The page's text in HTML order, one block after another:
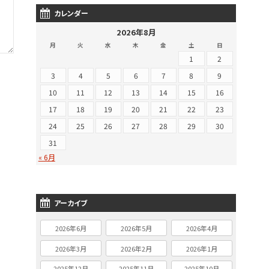
カレンダー
2026年8月
月 火 水 木 金 土 日
1
2
3
4 5 6 7 8
9
10
11 12 13 14 15
16
17
18 19 20 21 22
23
24
25 26 27 28 29
30
31
« 6月
アーカイブ
2026年6月 2026年5月 2026年4月
2026年3月 2026年2月 2026年1月